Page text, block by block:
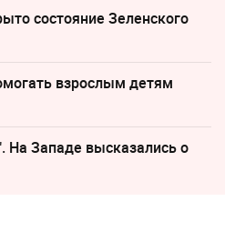
состояние Зеленского
взрослым детям
На Западе высказались о